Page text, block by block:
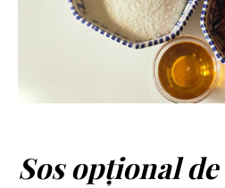
Sos opțional de